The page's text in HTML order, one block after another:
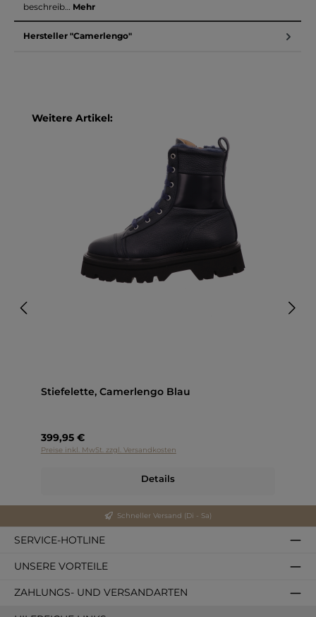
beschreib… Mehr
Hersteller "Camerlengo"
Produktgalerie überspringen
Weitere Artikel:
Stiefelette, Camerlengo Blau
399,95 €
Preise inkl. MwSt. zzgl. Versandkosten
Details
Schneller Versand (Di - Sa)
SERVICE-HOTLINE
UNSERE VORTEILE
ZAHLUNGS- UND VERSANDARTEN